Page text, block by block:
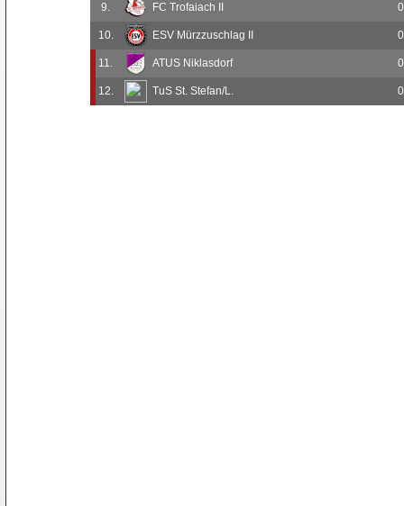
9. FC Trofaiach II 0
10. ESV Mürzzuschlag II 0
11. ATUS Niklasdorf 0
12. TuS St. Stefan/L. 0